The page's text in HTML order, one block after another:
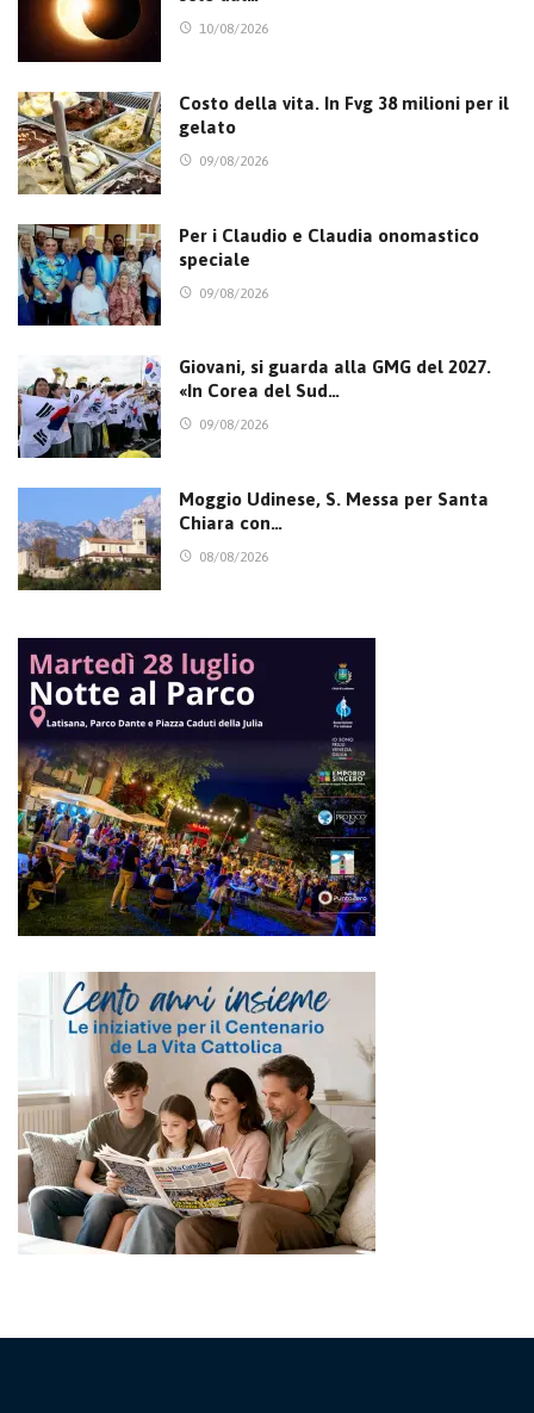
10/08/2026
Costo della vita. In Fvg 38 milioni per il
gelato
09/08/2026
Per i Claudio e Claudia onomastico
speciale
09/08/2026
Giovani, si guarda alla GMG del 2027.
«In Corea del Sud…
09/08/2026
Moggio Udinese, S. Messa per Santa
Chiara con…
08/08/2026